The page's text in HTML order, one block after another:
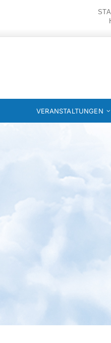
VERANSTALTUNGEN